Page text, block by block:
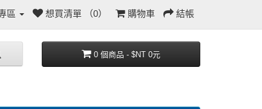
區 想買清單 （0） 購物車 結帳
0 個商品 - $NT 0元